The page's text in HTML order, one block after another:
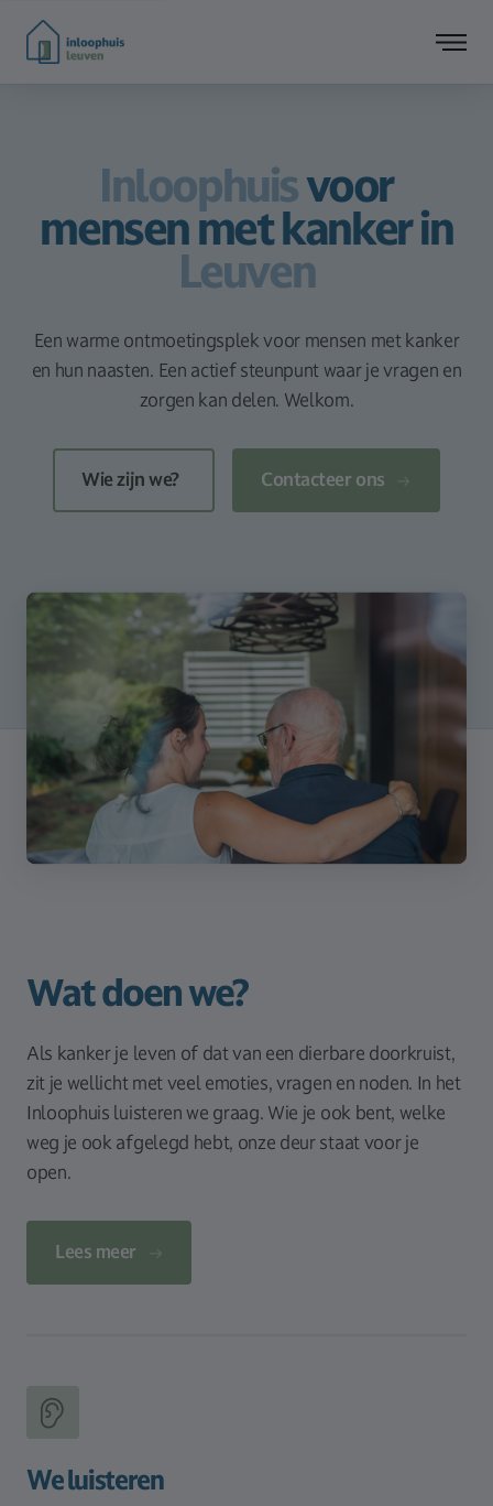
Inloophuisvoor
mensen met kanker in
Leuven
Een warme ontmoetingsplek voor mensen met kanker
en hun naasten. Een actief steunpunt waar je vragen en
zorgen kan delen. Welkom.
Wie zijn we? Contacteer ons
Wat doen we?
Als kanker je leven of dat van een dierbare doorkruist,
zit je wellicht met veel emoties, vragen en noden. In het
Inloophuis luisteren we graag. Wie je ook bent, welke
weg je ook afgelegd hebt, onze deur staat voor je
open.
Lees meer
We luisteren